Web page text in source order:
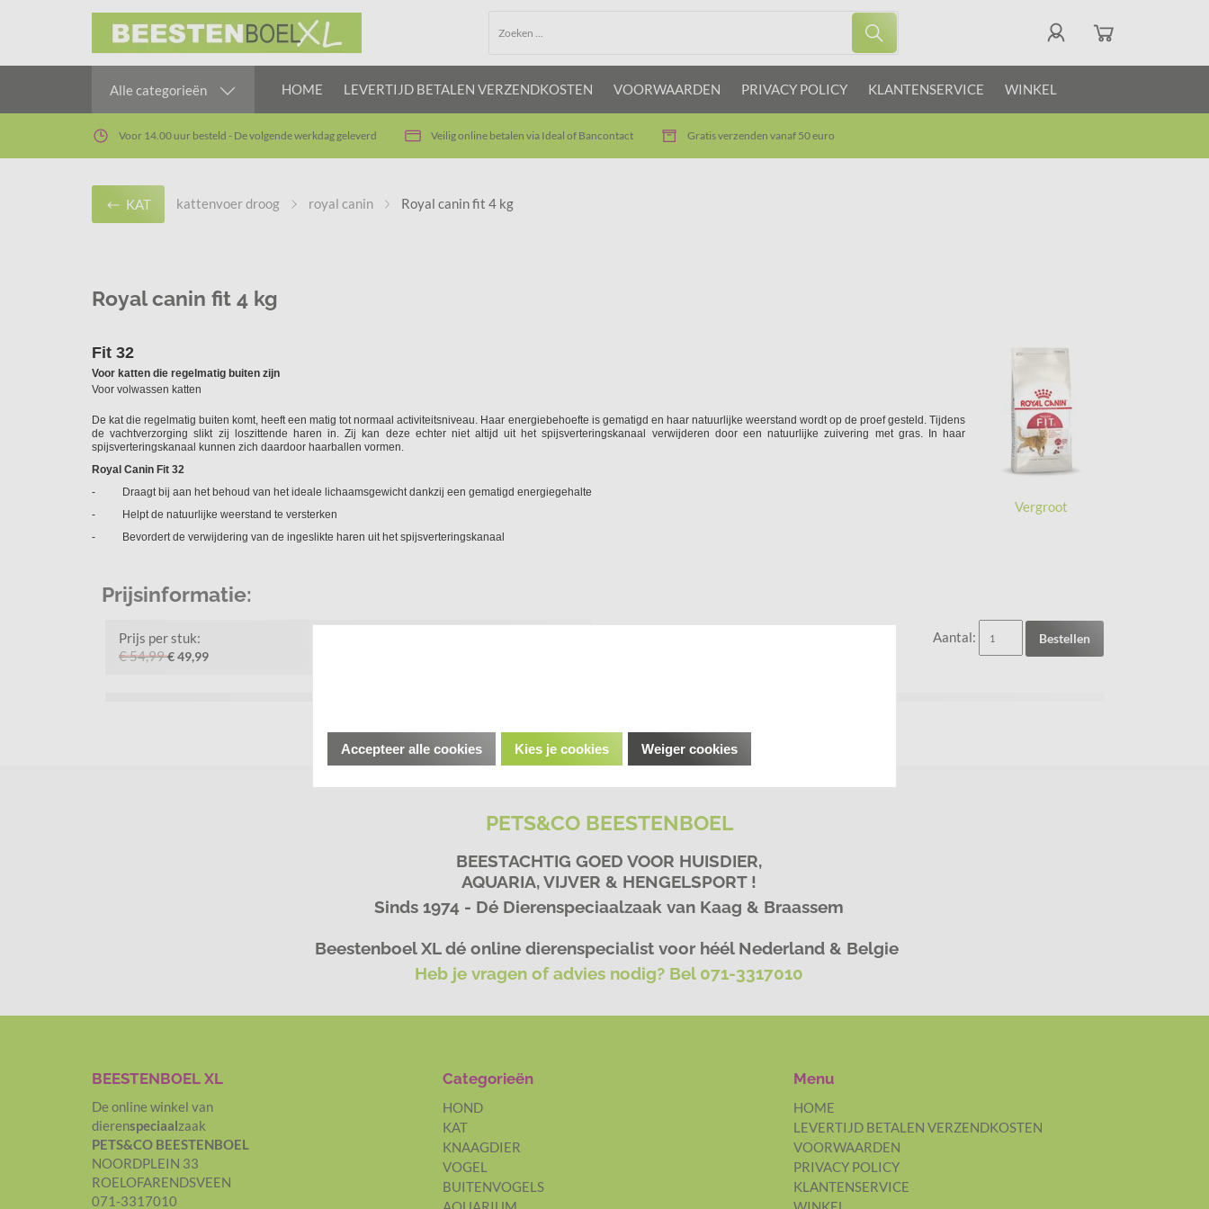
Alle categorieën HOME LEVERTIJD BETALEN VERZENDKOSTEN VOORWAARDEN PRIVACY POLICY KLANTENSERVICE WINKEL
Voor 14.00 uur besteld - De volgende werkdag geleverd Veilig online betalen via Ideal of Bancontact Gratis verzenden vanaf 50 euro
KAT kattenvoer droog royal canin Royal canin fit 4 kg
Royal canin fit 4 kg
Vergroot
Fit 32
Voor katten die regelmatig buiten zijn
Voor volwassen katten
De kat die regelmatig buiten komt, heeft een matig tot normaal activiteitsniveau. Haar energiebehoefte is gematigd en haar natuurlijke weerstand wordt op de proef gesteld. Tijdens
de vachtverzorging slikt zij loszittende haren in. Zij kan deze echter niet altijd uit het spijsverteringskanaal verwijderen door een natuurlijke zuivering met gras. In haar
spijsverteringskanaal kunnen zich daardoor haarballen vormen.
Royal Canin Fit 32
- Draagt bij aan het behoud van het ideale lichaamsgewicht dankzij een gematigd energiegehalte
- Helpt de natuurlijke weerstand te versterken
- Bevordert de verwijdering van de ingeslikte haren uit het spijsverteringskanaal
Prijsinformatie:
Prijs per stuk:
€ 54,99€ 49,99
Aantal: Bestellen
PETS&CO BEESTENBOEL
BEESTACHTIG GOED VOOR HUISDIER,
AQUARIA, VIJVER & HENGELSPORT !
Sinds 1974 - Dé Dierenspeciaalzaak van Kaag & Braassem
Beestenboel XL dé online dierenspecialist voor héél Nederland & Belgie
Heb je vragen of advies nodig? Bel 071-3317010
Categorieën
HOND
KAT
KNAAGDIER
VOGEL
BUITENVOGELS
Menu
HOME
LEVERTIJD BETALEN VERZENDKOSTEN
VOORWAARDEN
PRIVACY POLICY
KLANTENSERVICE
BEESTENBOEL XL
De online winkel van
dierenspeciaalzaak
PETS&CO BEESTENBOEL
NOORDPLEIN 33
ROELOFARENDSVEEN
071-3317010
Accepteer alle cookies Kies je cookies Weiger cookies